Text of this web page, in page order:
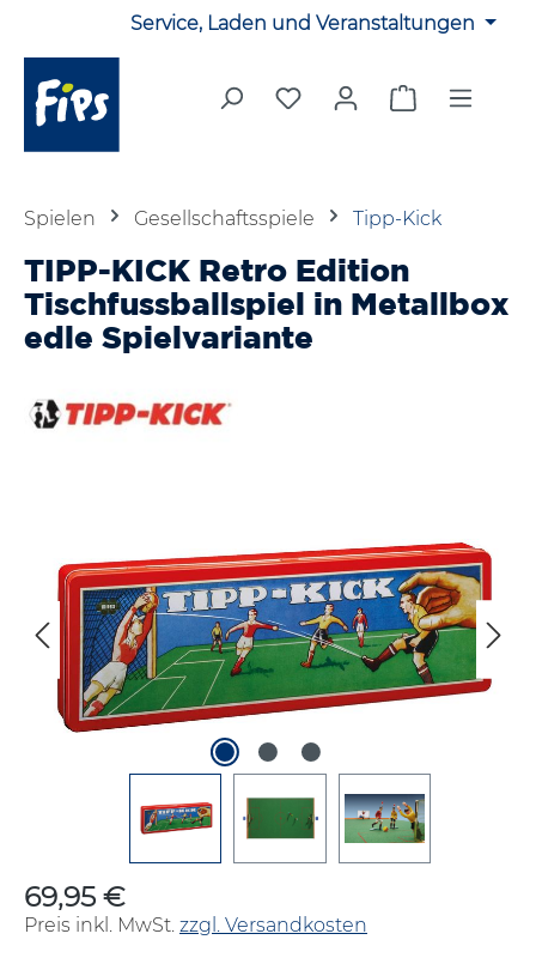
Zum Hauptinhalt springenService, Laden und Veranstaltungen
Du hast 0 Produkte auf
Warenkorb
Spielen Gesellschaftsspiele Tipp-Kick
TIPP-KICK Retro Edition
Tischfussballspiel in Metallbox
edle Spielvariante
Regulärer Preis:
69,95 €
Preis inkl. MwSt. zzgl. Versandkosten